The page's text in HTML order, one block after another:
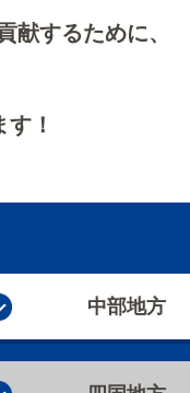
献するために、
！
中部地方